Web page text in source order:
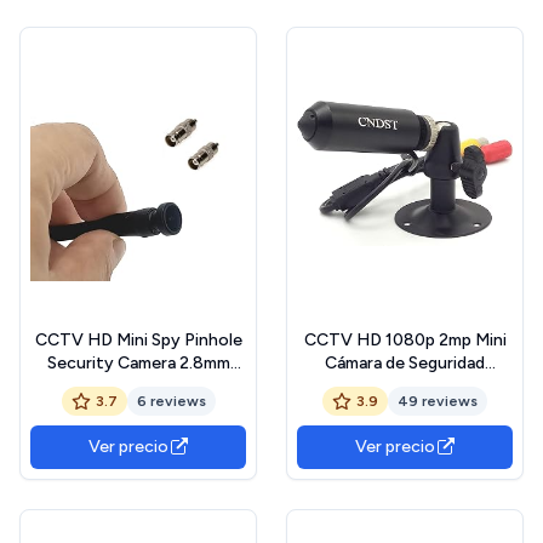
CCTV HD Mini Spy Pinhole
Security Camera 2.8mm
110degree 1000tvl Hidden
Mini CCTV Surveillance
Camera
3.7 6 reviews
Ver precio
CCTV HD 1080p 2mp Mini
Cámara de Seguridad
2000tvl 3,6 mm 90 Grados
Cuatro en uno
TVI/CVI/AHD/CVBS
pequeña cámara de
vigilancia Interior,
3.9 49 reviews
Ver precio